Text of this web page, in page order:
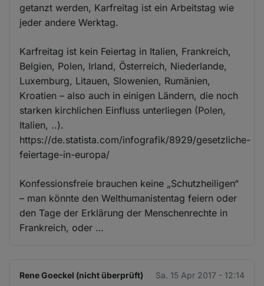
getanzt werden, Karfreitag ist ein Arbeitstag wie
jeder andere Werktag.
Karfreitag ist kein Feiertag in Italien, Frankreich,
Belgien, Polen, Irland, Österreich, Niederlande,
Luxemburg, Litauen, Slowenien, Rumänien,
Kroatien – also auch in einigen Ländern, die noch
starken kirchlichen Einfluss unterliegen (Polen,
Italien, ..).
https://de.statista.com/infografik/8929/gesetzliche-
feiertage-in-europa/
Konfessionsfreie brauchen keine „Schutzheiligen“
– man könnte den Welthumanistentag feiern oder
den Tage der Erklärung der Menschenrechte in
Frankreich, oder …
Rene Goeckel (nicht überprüft) Sa. 15 Apr 2017 - 12:14